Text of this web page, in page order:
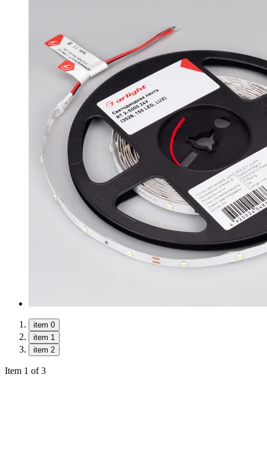
item 0
item 1
item 2
Item 1 of 3